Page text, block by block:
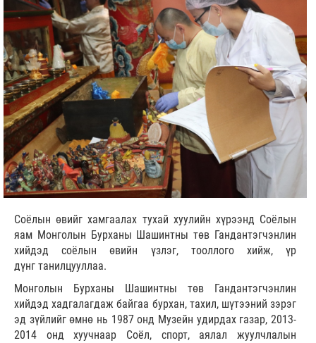
Соёлын өвийг хамгаалах тухай хуулийн хүрээнд Соёлын
яам Монголын Бурханы Шашинтны төв Гандантэгчэнлин
хийдэд соёлын өвийн үзлэг, тооллого хийж, үр
дүнг танилцууллаа.
Монголын Бурханы Шашинтны төв Гандантэгчэнлин
хийдэд хадгалагдаж байгаа бурхан, тахил, шүтээний зэрэг
эд зүйлийг өмнө нь 1987 онд Музейн удирдах газар, 2013-
2014 онд хуучнаар Соёл, спорт, аялал жуулчлалын